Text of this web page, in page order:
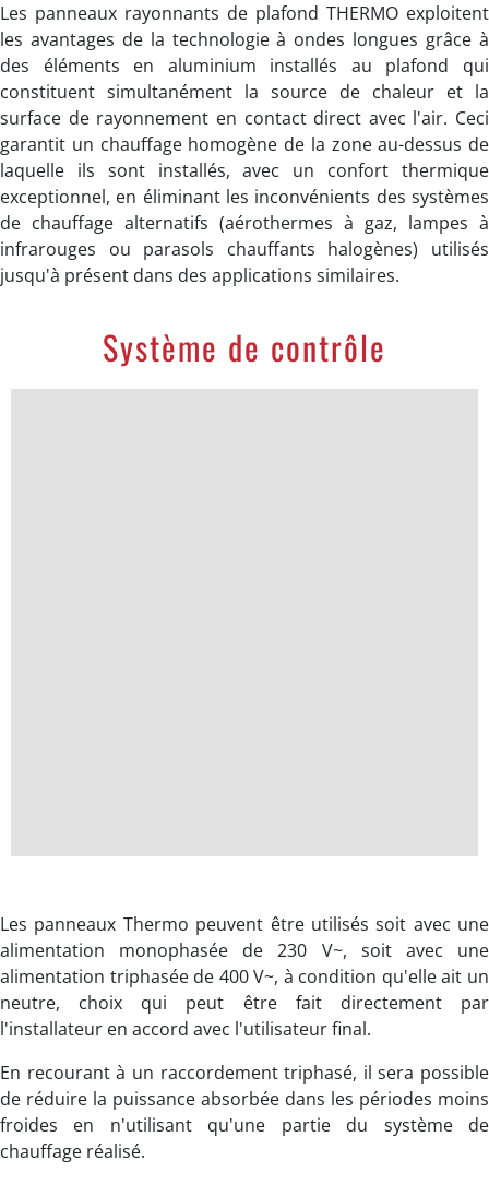
Les panneaux rayonnants de plafond THERMO exploitent
les avantages de la technologie à ondes longues grâce à
des éléments en aluminium installés au plafond qui
constituent simultanément la source de chaleur et la
surface de rayonnement en contact direct avec l'air. Ceci
garantit un chauffage homogène de la zone au-dessus de
laquelle ils sont installés, avec un confort thermique
exceptionnel, en éliminant les inconvénients des systèmes
de chauffage alternatifs (aérothermes à gaz, lampes à
infrarouges ou parasols chauffants halogènes) utilisés
jusqu'à présent dans des applications similaires.
Système de contrôle
Les panneaux Thermo peuvent être utilisés soit avec une
alimentation monophasée de 230 V~, soit avec une
alimentation triphasée de 400 V~, à condition qu'elle ait un
neutre, choix qui peut être fait directement par
l'installateur en accord avec l'utilisateur final.
En recourant à un raccordement triphasé, il sera possible
de réduire la puissance absorbée dans les périodes moins
froides en n'utilisant qu'une partie du système de
chauffage réalisé.